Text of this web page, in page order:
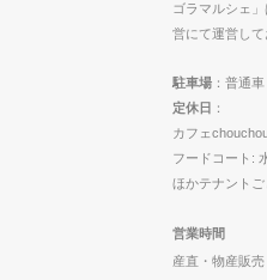
ゴラマルシェ
営にて運営して
駐車場 ：普通
定休日 ：
カフェ
フードコート:
ほかテナントご
営業時間
産直・物産販売